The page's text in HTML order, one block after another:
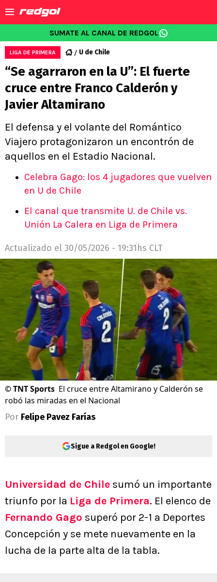
SUMATE AL CANAL DE REDGOL
LIGA DE PRIMERA U de Chile
“Se agarraron en la U”: El fuerte
cruce entre Franco Calderón y
Javier Altamirano
El defensa y el volante del Romántico
Viajero protagonizaron un encontrón de
aquellos en el Estadio Nacional.
Celebra Gago: los 4 jugadores que vuelven
en U de Chile
El canal que transmite U. de Chile vs.
Unión La Calera en Liga de Primera
Actualizado el 30/05/2026 - 19:31hs CLT
©TNT Sports El cruce entre Altamirano y Calderón se
robó las miradas en el Nacional
Por Felipe Pavez Farías
Sigue a Redgol en Google!
Universidad de Chile sumó un importante
triunfo por la Liga de Primera. El elenco de
Fernando Gago superó por 2-1 a Deportes
Concepción y se mete nuevamente en la
lucha de la parte alta de la tabla.